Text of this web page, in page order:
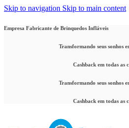
Skip to navigation Skip to main content
Empresa Fabricante de Brinquedos Infláveis
Transformando seus sonhos
Cashback em todas as
Transformando seus sonhos
Cashback em todas as